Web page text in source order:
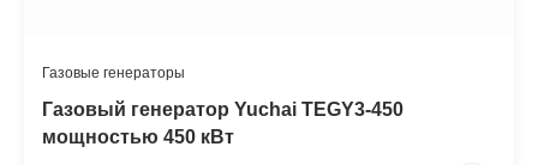
Газовые генераторы
Газовый генератор Yuchai TEGY3-450
мощностью 450 кВт